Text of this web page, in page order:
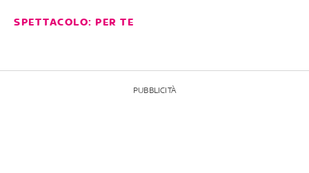
SPETTACOLO: PER TE
PUBBLICITÀ